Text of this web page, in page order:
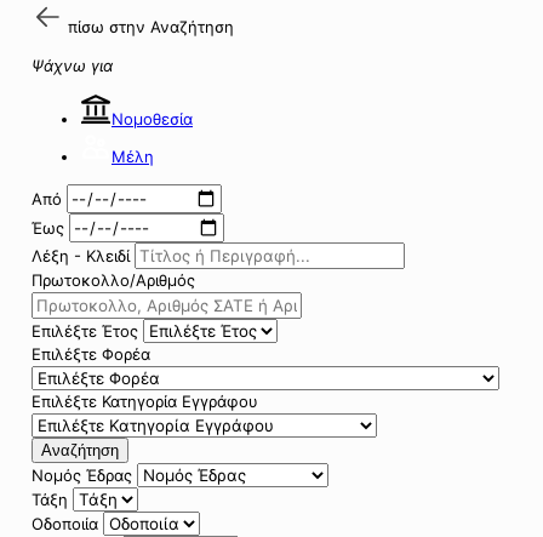
πίσω στην Αναζήτηση
Ψάχνω για
Νομοθεσία
Μέλη
Από
Έως
Λέξη - Κλειδί
Πρωτοκολλο/Αριθμός
Επιλέξτε Έτος
Επιλέξτε Φορέα
Επιλέξτε Κατηγορία Εγγράφου
Αναζήτηση
Νομός Έδρας
Τάξη
Οδοποιία